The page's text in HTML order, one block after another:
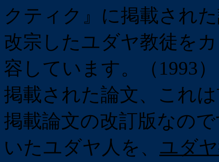
クティク』に掲載され
改宗したユダヤ教徒を
容しています。（1993
掲載された論文、これ
掲載論文の改訂版なの
いたユダヤ人を、 ユダ